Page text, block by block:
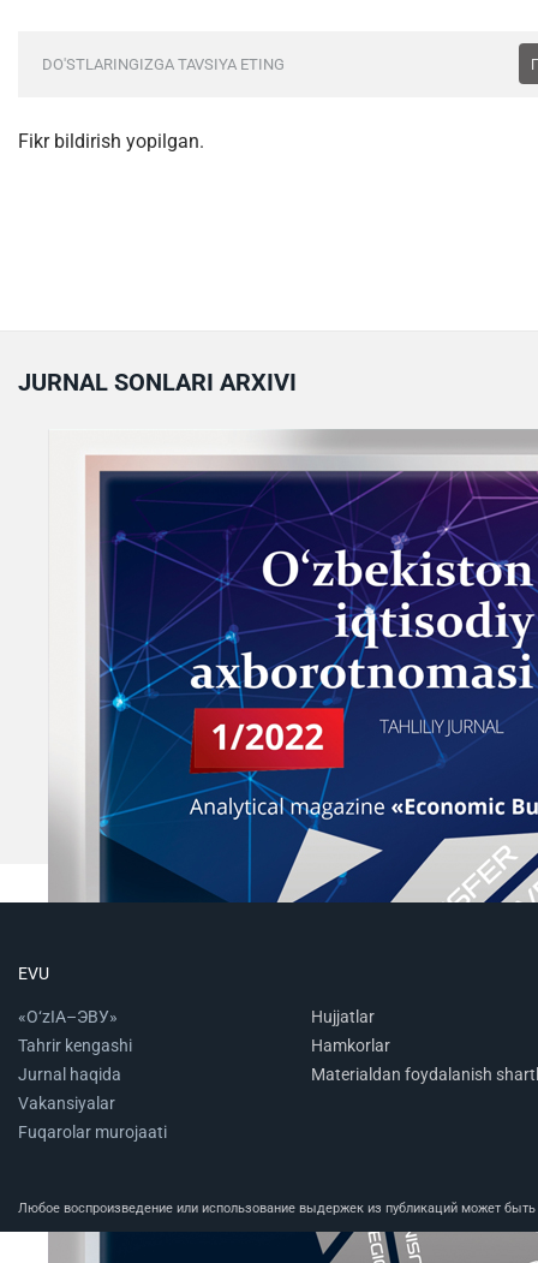
DO'STLARINGIZGA TAVSIYA ETING
Fikr bildirish yopilgan.
JURNAL SONLARI ARXIVI
EVU
«O‘zIA–ЭВУ»
Tahrir kengashi
Jurnal haqida
Vakansiyalar
Fuqarolar murojaati
Hujjatlar
Hamkorlar
Materialdan foydalanish
Любое воспроизведение или использование выдержек из публикаций может